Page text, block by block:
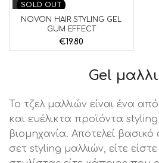
SOLD OUT
NOVON HAIR STYLING GEL
GUM EFFECT
€19.80
Gel
Το τζελ μαλλιών είναι ένα
και ευέλικτα προϊόντα
βιομηχανία. Αποτελεί
σετ styling μαλλιών, είτε